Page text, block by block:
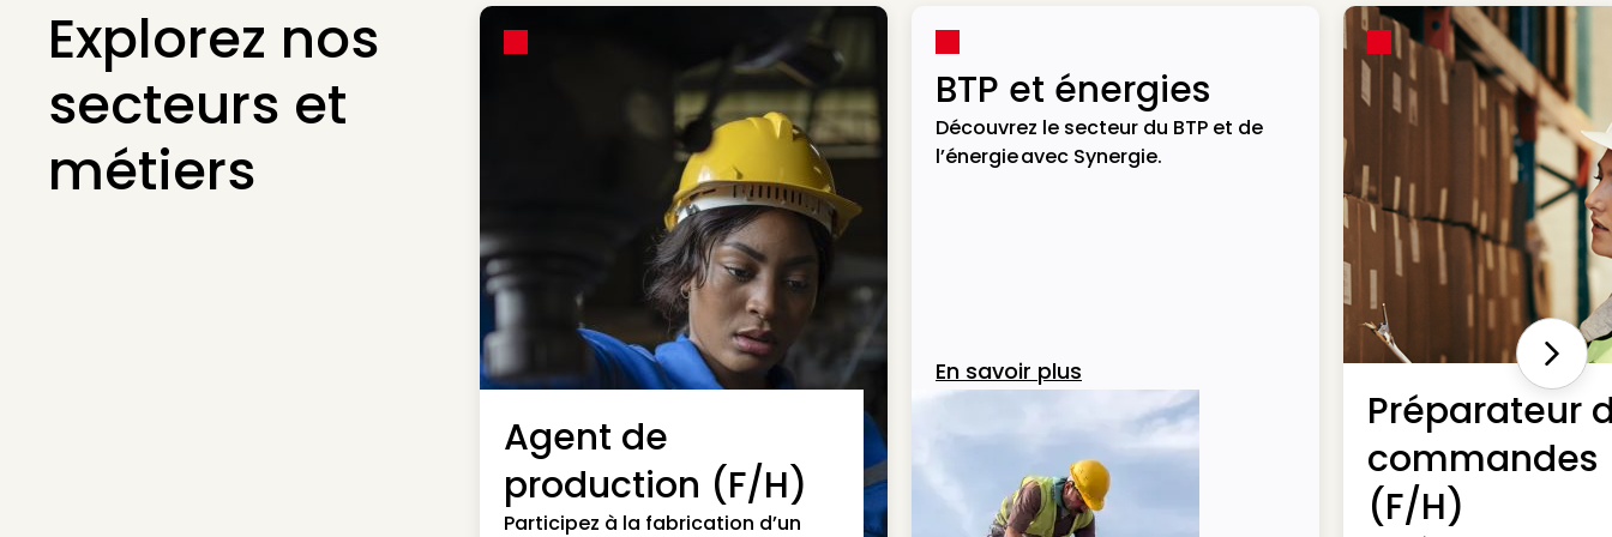
Explorez nos
secteurs et
métiers
Agent de
production (F/H)
Participez à la fabrication d’un
BTP et énergies
Découvrez le secteur du BTP et de
l’énergie avec Synergie.
En savoir plus
Préparateur
commandes
(F/H)
Next